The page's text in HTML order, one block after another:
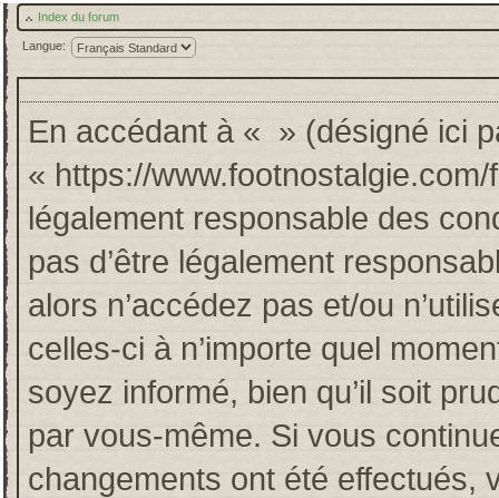
Index du forum
Langue:
En accédant à « » (désigné ici
« https://
légalement responsable des
pas d’être légalement
alors n’accédez pas et/ou
celles-ci à n’importe quel
soyez informé, bien qu’il soit
par vous-même. Si vous
changements ont été effectués,